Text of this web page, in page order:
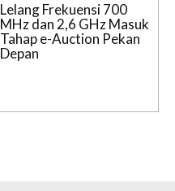
Lelang Frekuensi 700
MHz dan 2,6 GHz Masuk
Tahap e-Auction Pekan
Depan